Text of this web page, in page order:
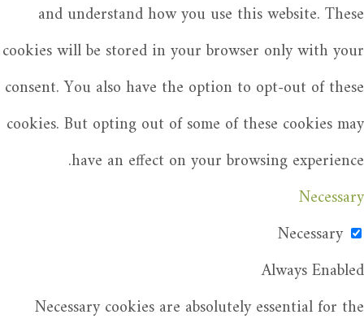
and understand how you use this website. These
cookies will be stored in your browser only with your
consent. You also have the option to opt-out of these
cookies. But opting out of some of these cookies may
have an effect on your browsing experience.
Necessary
Necessary
Always Enabled
Necessary cookies are absolutely essential for the